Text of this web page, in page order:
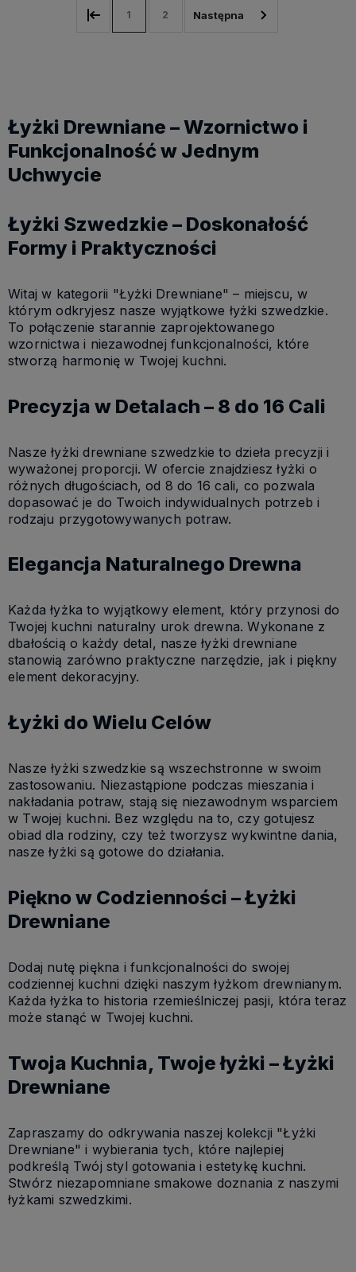
1 2
Łyżki Drewniane – Wzornictwo i
Funkcjonalność w Jednym
Uchwycie
Łyżki Szwedzkie – Doskonałość
Formy i Praktyczności
Witaj w kategorii "Łyżki Drewniane" – miejscu, w
którym odkryjesz nasze wyjątkowe łyżki szwedzkie.
To połączenie starannie zaprojektowanego
wzornictwa i niezawodnej funkcjonalności, które
stworzą harmonię w Twojej kuchni.
Precyzja w Detalach – 8 do 16 Cali
Nasze łyżki drewniane szwedzkie to dzieła precyzji i
wyważonej proporcji. W ofercie znajdziesz łyżki o
różnych długościach, od 8 do 16 cali, co pozwala
dopasować je do Twoich indywidualnych potrzeb i
rodzaju przygotowywanych potraw.
Elegancja Naturalnego Drewna
Każda łyżka to wyjątkowy element, który przynosi do
Twojej kuchni naturalny urok drewna. Wykonane z
dbałością o każdy detal, nasze łyżki drewniane
stanowią zarówno praktyczne narzędzie, jak i piękny
element dekoracyjny.
Łyżki do Wielu Celów
Nasze łyżki szwedzkie są wszechstronne w swoim
zastosowaniu. Niezastąpione podczas mieszania i
nakładania potraw, stają się niezawodnym wsparciem
w Twojej kuchni. Bez względu na to, czy gotujesz
obiad dla rodziny, czy też tworzysz wykwintne dania,
nasze łyżki są gotowe do działania.
Piękno w Codzienności – Łyżki
Drewniane
Dodaj nutę piękna i funkcjonalności do swojej
codziennej kuchni dzięki naszym łyżkom drewnianym.
Każda łyżka to historia rzemieślniczej pasji, która teraz
może stanąć w Twojej kuchni.
Twoja Kuchnia, Twoje łyżki – Łyżki
Drewniane
Zapraszamy do odkrywania naszej kolekcji "Łyżki
Drewniane" i wybierania tych, które najlepiej
podkreślą Twój styl gotowania i estetykę kuchni.
Stwórz niezapomniane smakowe doznania z naszymi
łyżkami szwedzkimi.